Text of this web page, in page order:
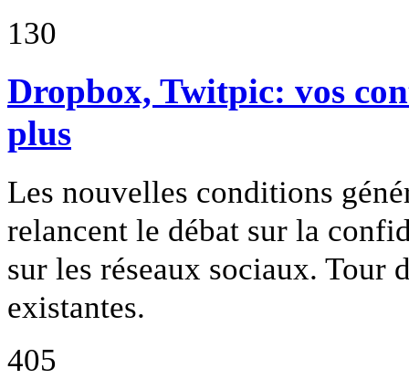
130
Dropbox, Twitpic: vos
plus
Les nouvelles conditions
relancent le débat sur la
sur les réseaux sociaux. Tour
existantes.
405